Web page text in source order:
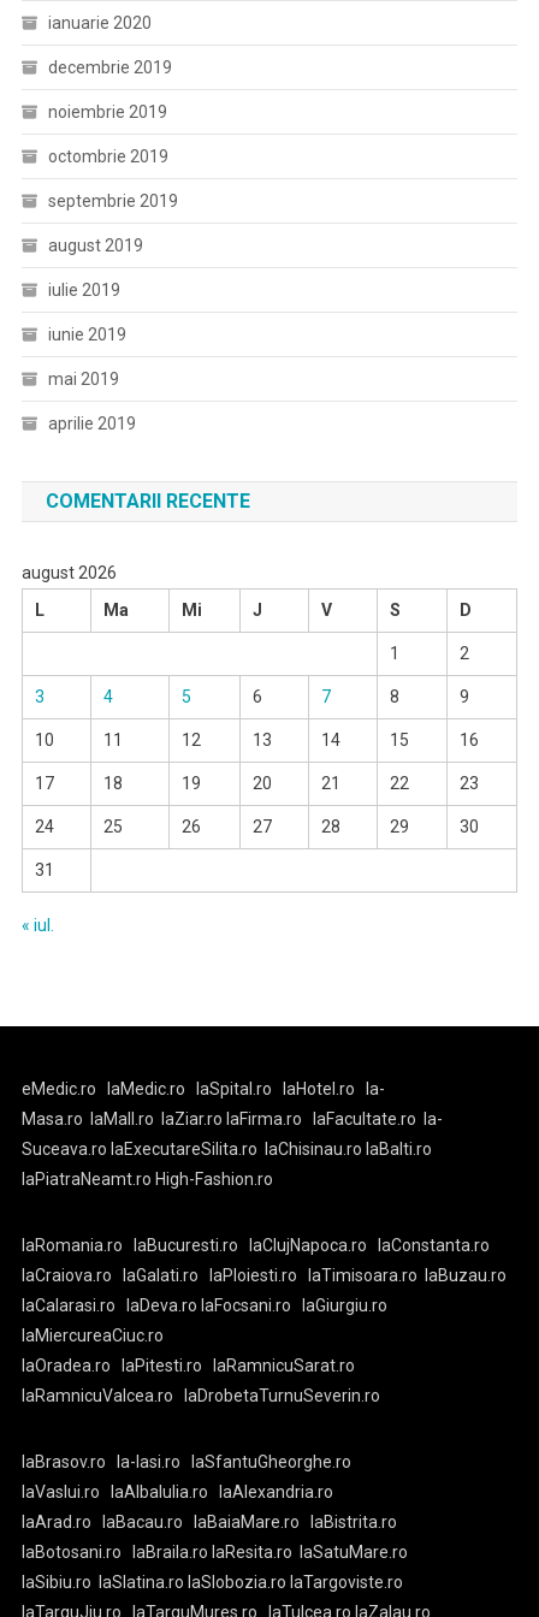
ianuarie 2020
decembrie 2019
noiembrie 2019
octombrie 2019
septembrie 2019
august 2019
iulie 2019
iunie 2019
mai 2019
aprilie 2019
COMENTARII RECENTE
august 2026
L
Ma Mi J V S D
1 2
3 4 5 6 7 8 9
10 11 12 13 14 15 16
17 18 19 20 21 22 23
24 25 26 27 28 29 30
31
« iul.
eMedic.ro laMedic.ro laSpital.ro laHotel.ro
la-
Masa.ro
laMall.ro laZiar.ro laFirma.ro laFacultate.ro
la-
Suceava.ro laExecutareSilita.ro laChisinau.ro laBalti.ro
laPiatraNeamt.ro High-Fashion.ro
laRomania.ro laBucuresti.ro laClujNapoca.ro
laConstanta.ro
laCraiova.ro
laGalati.ro laPloiesti.ro laTimisoara.ro
laBuzau.ro
laCalarasi.ro
laDeva.ro laFocsani.ro
laGiurgiu.ro
laMiercureaCiuc.ro
laOradea.ro
laPitesti.ro
laRamnicuSarat.ro
laRamnicuValcea.ro
laDrobetaTurnuSeverin.ro
laBrasov.ro la-Iasi.ro
laSfantuGheorghe.ro
laVaslui.ro
laAlbaIulia.ro
laAlexandria.ro
laArad.ro
laBacau.ro laBaiaMare.ro
laBistrita.ro
laBotosani.ro
laBraila.ro laResita.ro
laSatuMare.ro
laSibiu.ro
laSlatina.ro laSlobozia.ro laTargoviste.ro
laTarguJiu.ro
laTarguMures.ro laTulcea.ro laZalau.ro